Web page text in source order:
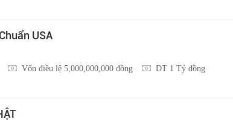
USA
Vốn điều lệ 5,000,000,000 đồng
DT 1 Tỷ đồng